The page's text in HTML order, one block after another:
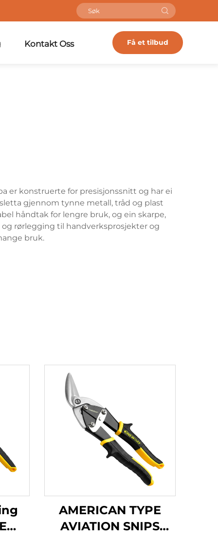
Kontakt Oss Få et tilbud
er konstruerte for presisjonssnitt og har ei
gjennom tynne metall, tråd og plast
håndtak for lengre bruk, og ein skarpe,
rørlegging til handverksprosjekter og
bruk.
AMERICAN TYPE
AVIATION SNIPS